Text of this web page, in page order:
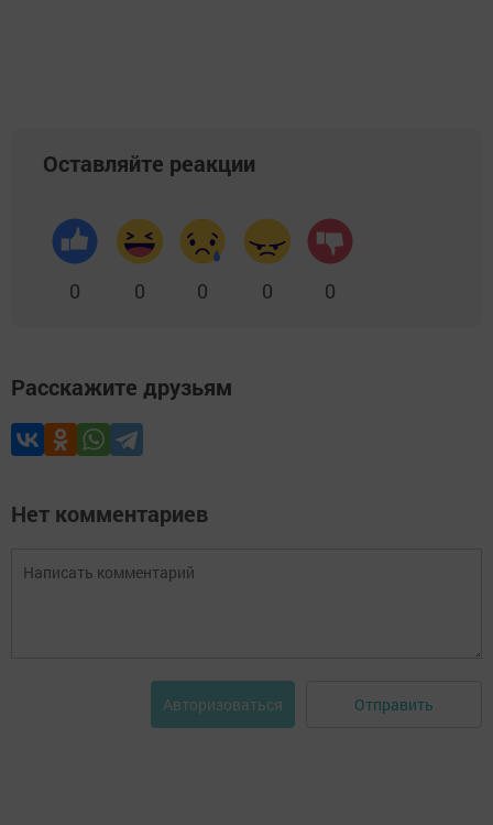
Оставляйте реакции
0 0 0 0 0
Расскажите друзьям
Нет комментариев
Авторизоваться Отправить